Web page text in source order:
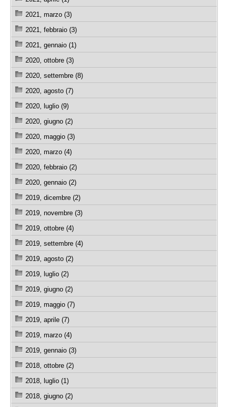
2021, marzo (3)
2021, febbraio (3)
2021, gennaio (1)
2020, ottobre (3)
2020, settembre (8)
2020, agosto (7)
2020, luglio (9)
2020, giugno (2)
2020, maggio (3)
2020, marzo (4)
2020, febbraio (2)
2020, gennaio (2)
2019, dicembre (2)
2019, novembre (3)
2019, ottobre (4)
2019, settembre (4)
2019, agosto (2)
2019, luglio (2)
2019, giugno (2)
2019, maggio (7)
2019, aprile (7)
2019, marzo (4)
2019, gennaio (3)
2018, ottobre (2)
2018, luglio (1)
2018, giugno (2)